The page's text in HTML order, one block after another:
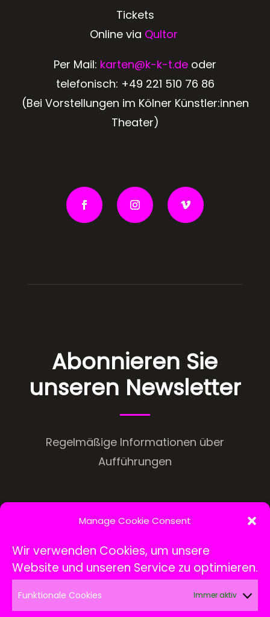
Manage Cookie Consent
Wir verwenden Cookies, um unsere
Website und unseren Service zu optimieren.
Funktionale Cookies Immer aktiv
Tickets
Online via Qultor
Per Mail: karten@k-k-t.de oder
telefonisch: +49 221 510 76 86
(Bei Vorstellungen im Kölner Künstler:innen
Theater)
Abonnieren Sie
unseren Newsletter
Regelmäßige Informationen über
Aufführungen